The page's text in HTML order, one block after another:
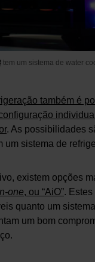
tem um sistema de water
também é
. As possibilidades
um sistema de
existem opções
one, ou “AiO”.
quanto um
um bom